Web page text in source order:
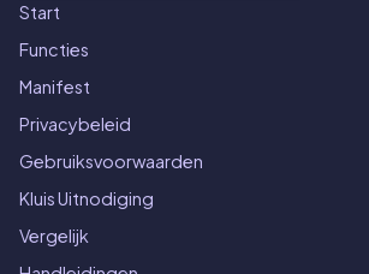
Start
Functies
Manifest
Privacybeleid
Gebruiksvoorwaarden
Kluis Uitnodiging
Vergelijk